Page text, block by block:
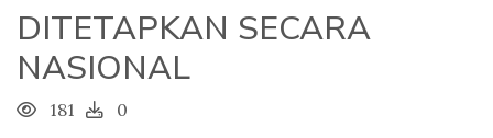
DITETAPKAN SECARA
NASIONAL
181
0